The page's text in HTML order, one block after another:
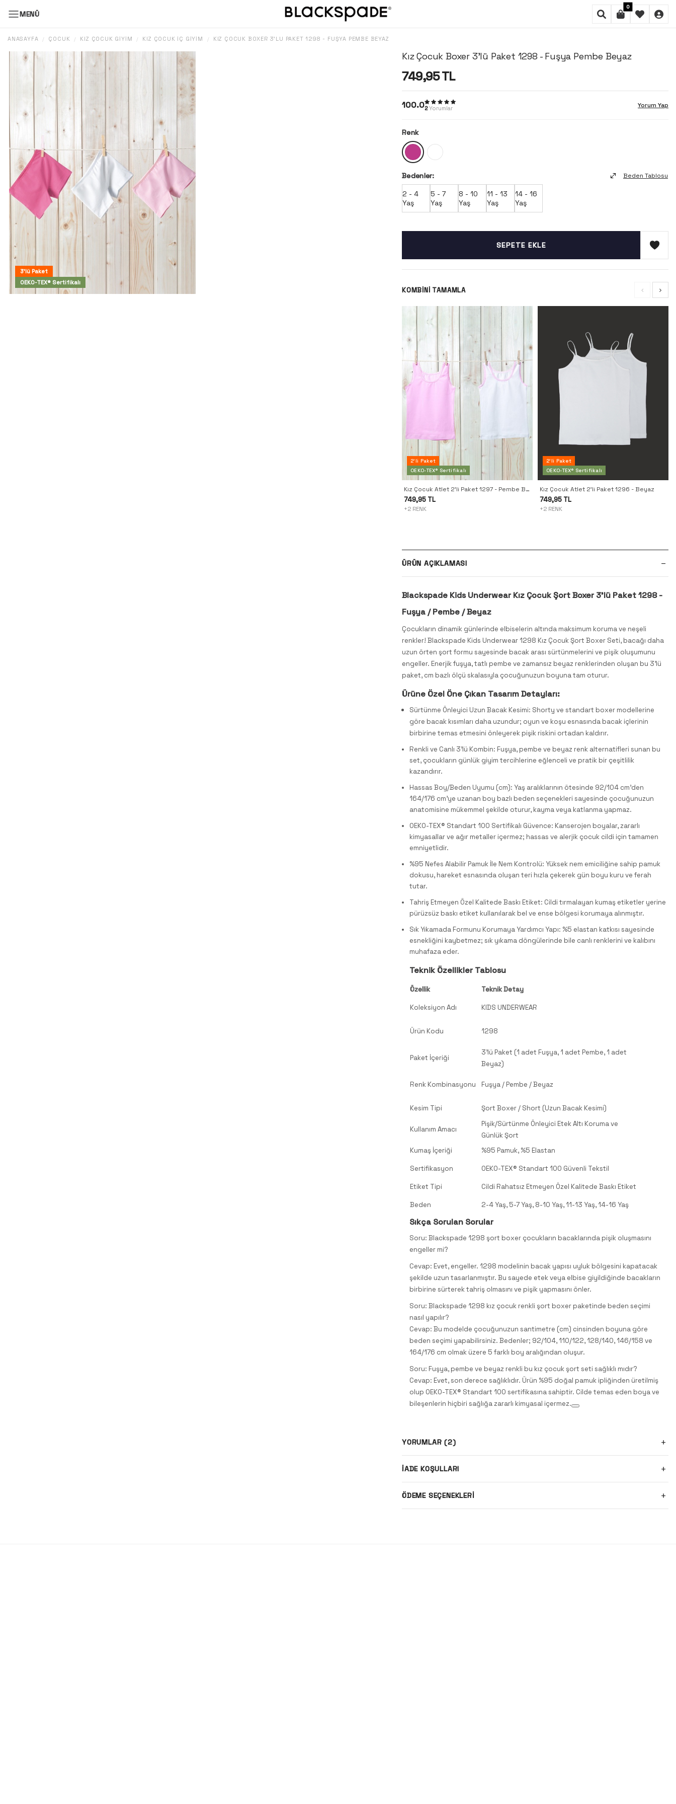
MENÜ
0
ANASAYFA / ÇOCUK / KIZ ÇOCUK GIYIM / KIZ ÇOCUK İÇ GIYIM / KIZ ÇOCUK BOXER 3'LÜ PAKET 1298 - FUŞYA PEMBE BEYAZ
3'lü Paket
OEKO-TEX® Sertifikalı
Kız Çocuk Boxer 3'lü Paket 1298 - Fuşya Pembe Beyaz
749,95TL
100.02Yorumlar Yorum Yap
Renk
Bedenler: Beden Tablosu
2 - 4
Yaş
5 - 7
Yaş
8 - 10
Yaş
11 - 13
Yaş
14 - 16
Yaş
SEPETE EKLE
KOMBINI TAMAMLA
2'li Paket
OEKO-TEX® Sertifikalı
Kız Çocuk Atlet 2'li Paket 1297 - Pembe Beyaz
749,95 TL
+2 RENK
2'li Paket
OEKO-TEX® Sertifikalı
Kız Çocuk Atlet 2'li Paket 1296 - Beyaz
749,95 TL
+2 RENK
ÜRÜN AÇIKLAMASI
Blackspade Kids Underwear Kız Çocuk Şort Boxer 3'lü Paket 1298 -
Fuşya / Pembe / Beyaz
Çocukların dinamik günlerinde elbiselerin altında maksimum koruma ve neşeli
renkler! Blackspade Kids Underwear 1298 Kız Çocuk Şort Boxer Seti, bacağı daha
uzun örten şort formu sayesinde bacak arası sürtünmelerini ve pişik oluşumunu
engeller. Enerjik fuşya, tatlı pembe ve zamansız beyaz renklerinden oluşan bu 3'lü
paket, cm bazlı ölçü skalasıyla çocuğunuzun boyuna tam oturur.
Ürüne Özel Öne Çıkan Tasarım Detayları:
Sürtünme Önleyici Uzun Bacak Kesimi: Shorty ve standart boxer modellerine
göre bacak kısımları daha uzundur; oyun ve koşu esnasında bacak içlerinin
birbirine temas etmesini önleyerek pişik riskini ortadan kaldırır.
Renkli ve Canlı 3'lü Kombin: Fuşya, pembe ve beyaz renk alternatifleri sunan bu
set, çocukların günlük giyim tercihlerine eğlenceli ve pratik bir çeşitlilik
kazandırır.
Hassas Boy/Beden Uyumu (cm): Yaş aralıklarının ötesinde 92/104 cm'den
164/176 cm'ye uzanan boy bazlı beden seçenekleri sayesinde çocuğunuzun
anatomisine mükemmel şekilde oturur, kayma veya katlanma yapmaz.
OEKO-TEX® Standart 100 Sertifikalı Güvence: Kanserojen boyalar, zararlı
kimyasallar ve ağır metaller içermez; hassas ve alerjik çocuk cildi için tamamen
emniyetlidir.
%95 Nefes Alabilir Pamuk İle Nem Kontrolü: Yüksek nem emiciliğine sahip pamuk
dokusu, hareket esnasında oluşan teri hızla çekerek gün boyu kuru ve ferah
tutar.
Tahriş Etmeyen Özel Kalitede Baskı Etiket: Cildi tırmalayan kumaş etiketler yerine
pürüzsüz baskı etiket kullanılarak bel ve ense bölgesi korumaya alınmıştır.
Sık Yıkamada Formunu Korumaya Yardımcı Yapı: %5 elastan katkısı sayesinde
esnekliğini kaybetmez; sık yıkama döngülerinde bile canlı renklerini ve kalıbını
muhafaza eder.
Teknik Özellikler Tablosu
Özellik Teknik Detay
Koleksiyon Adı KIDS UNDERWEAR
Ürün Kodu 1298
Paket İçeriği
3'lü Paket (1 adet Fuşya, 1 adet Pembe, 1 adet
Beyaz)
Renk Kombinasyonu Fuşya / Pembe / Beyaz
Kesim Tipi Şort Boxer / Short (Uzun Bacak Kesimi)
Kullanım Amacı
Pişik/Sürtünme Önleyici Etek Altı Koruma ve
Günlük Şort
Kumaş İçeriği
%95 Pamuk, %5 Elastan
Sertifikasyon OEKO-TEX® Standart 100 Güvenli Tekstil
Etiket Tipi Cildi Rahatsız Etmeyen Özel Kalitede Baskı Etiket
Beden 2-4 Yaş, 5-7 Yaş, 8-10 Yaş, 11-13 Yaş, 14-16 Yaş
Sıkça Sorulan Sorular
Soru: Blackspade 1298 şort boxer çocukların bacaklarında pişik oluşmasını
engeller mi?
Cevap: Evet, engeller. 1298 modelinin bacak yapısı uyluk bölgesini kapatacak
şekilde uzun tasarlanmıştır. Bu sayede etek veya elbise giyildiğinde bacakların
birbirine sürterek tahriş olmasını ve pişik yapmasını önler.
Soru: Blackspade 1298 kız çocuk renkli şort boxer paketinde beden seçimi
nasıl yapılır?
Cevap: Bu modelde çocuğunuzun santimetre (cm) cinsinden boyuna göre
beden seçimi yapabilirsiniz. Bedenler; 92/104, 110/122, 128/140, 146/158 ve
164/176 cm olmak üzere 5 farklı boy aralığından oluşur.
Soru: Fuşya, pembe ve beyaz renkli bu kız çocuk şort seti sağlıklı mıdır?
Cevap: Evet, son derece sağlıklıdır. Ürün %95 doğal pamuk ipliğinden üretilmiş
olup OEKO-TEX® Standart 100 sertifikasına sahiptir. Cilde temas eden boya ve
bileşenlerin hiçbiri sağlığa zararlı kimyasal içermez.
YORUMLAR (2)
İADE KOŞULLARI
ÖDEME SEÇENEKLERI